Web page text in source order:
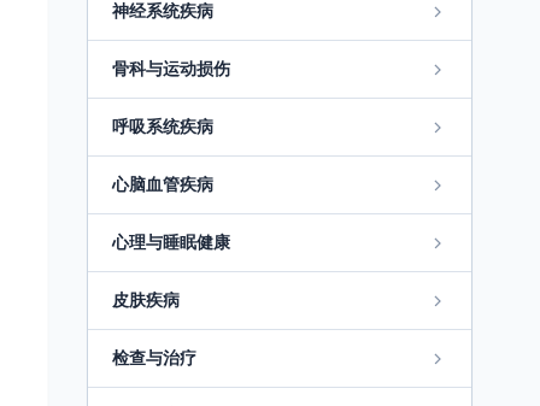
神经系统疾病
骨科与运动损伤
呼吸系统疾病
心脑血管疾病
心理与睡眠健康
皮肤疾病
检查与治疗